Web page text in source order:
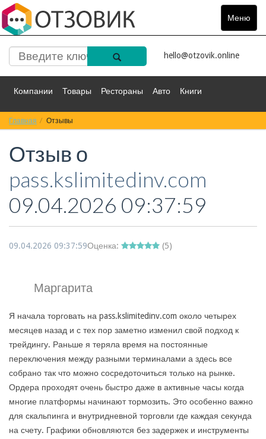
Меню
Toggle
hello@otzovik.online
Компании Товары Рестораны Авто Книги
Спорт Фильмы
Красота Здоровье
Главная Отзывы
Отзыв о
pass.kslimitedinv.com
09.04.2026 09:37:59
09.04.2026 09:37:59Оценка: (5)
Маргарита
Я начала торговать на pass.kslimitedinv.com около четырех
месяцев назад и с тех пор заметно изменил свой подход к
трейдингу. Раньше я теряла время на постоянные
переключения между разными терминалами а здесь все
собрано так что можно сосредоточиться только на рынке.
Ордера проходят очень быстро даже в активные часы когда
многие платформы начинают тормозить. Это особенно важно
для скальпинга и внутридневной торговли где каждая секунда
на счету. Графики обновляются без задержек и инструменты